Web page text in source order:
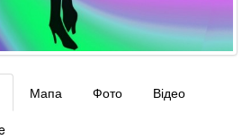
Мапа Фото Відео